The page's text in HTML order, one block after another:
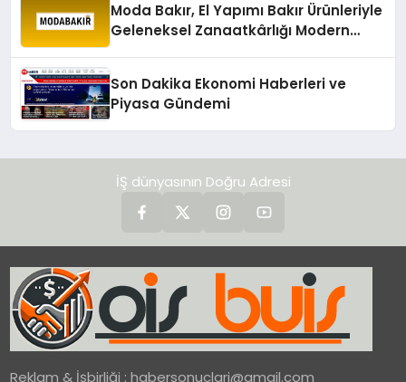
Moda Bakır, El Yapımı Bakır Ürünleriyle
Geleneksel Zanaatkârlığı Modern
Son Dakika Ekonomi Haberleri ve
Piyasa Gündemi
İŞ dünyasının Doğru Adresi
Reklam & İşbirliği :habersonuclari@gmail.com